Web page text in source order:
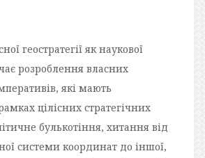
геостратегії як наукової
розроблення власних
які мають
цілісних стратегічних
булькотіння, хитання від
системи координат до іншої,